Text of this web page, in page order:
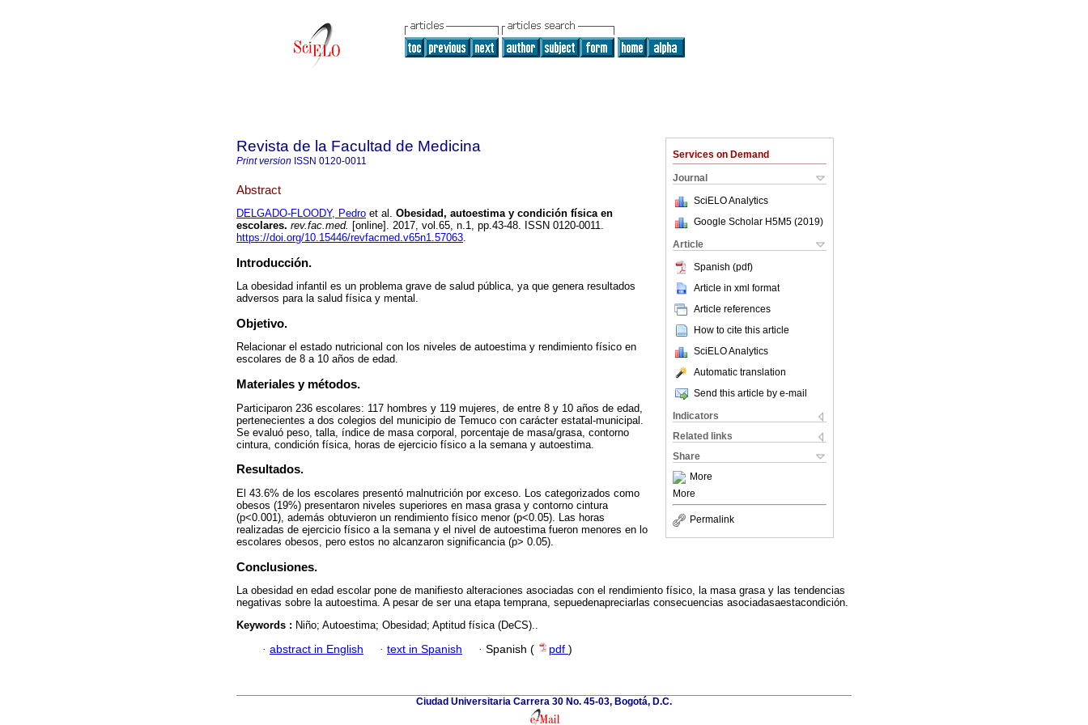
Services on Demand
Journal
SciELO Analytics
Google Scholar H5M5 (2019)
Article
Spanish (pdf)
Article in xml format
Article references
How to cite this article
SciELO Analytics
Automatic translation
Send this article by e-mail
Indicators
Related links
Share
More
More
Permalink
Revista de la Facultad de Medicina
Print version ISSN 0120-0011
Abstract
DELGADO-FLOODY, Pedro et al. Obesidad, autoestima y condición física en
escolares. rev.fac.med. [online]. 2017, vol.65, n.1, pp.43-48. ISSN 0120-0011.
https://doi.org/10.15446/revfacmed.v65n1.57063.
Introducción.
La obesidad infantil es un problema grave de salud pública, ya que genera resultados
adversos para la salud física y mental.
Objetivo.
Relacionar el estado nutricional con los niveles de autoestima y rendimiento físico en
escolares de 8 a 10 años de edad.
Materiales y métodos.
Participaron 236 escolares: 117 hombres y 119 mujeres, de entre 8 y 10 años de edad,
pertenecientes a dos colegios del municipio de Temuco con carácter estatal-municipal.
Se evaluó peso, talla, índice de masa corporal, porcentaje de masa/grasa, contorno
cintura, condición física, horas de ejercicio físico a la semana y autoestima.
Resultados.
El 43.6% de los escolares presentó malnutrición por exceso. Los categorizados como
obesos (19%) presentaron niveles superiores en masa grasa y contorno cintura
(p<0.001), además obtuvieron un rendimiento físico menor (p<0.05). Las horas
realizadas de ejercicio físico a la semana y el nivel de autoestima fueron menores en lo
escolares obesos, pero estos no alcanzaron significancia (p> 0.05).
Conclusiones.
La obesidad en edad escolar pone de manifiesto alteraciones asociadas con el rendimiento físico, la masa grasa y las tendencias
negativas sobre la autoestima. A pesar de ser una etapa temprana, sepuedenapreciarlas consecuencias asociadasaestacondición.
Keywords : Niño; Autoestima; Obesidad; Aptitud física (DeCS)..
· abstract in English · text in Spanish · Spanish ( pdf )
Ciudad Universitaria Carrera 30 No. 45-03, Bogotá, D.C.